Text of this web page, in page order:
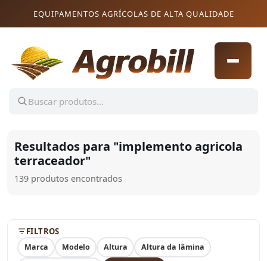
EQUIPAMENTOS AGRÍCOLAS DE ALTA QUALIDADE
Resultados para "implemento agricola
terraceador"
139 produtos encontrados
FILTROS
Marca Modelo Altura
Altura da lâmina